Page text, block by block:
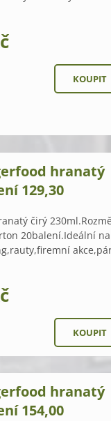
hranatý
129,30
čirý
20balení.Ideální na
hranatý
154,00